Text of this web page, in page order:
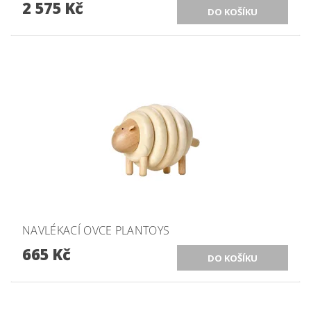
2 575 Kč
NAVLÉKACÍ OVCE PLANTOYS
665 Kč